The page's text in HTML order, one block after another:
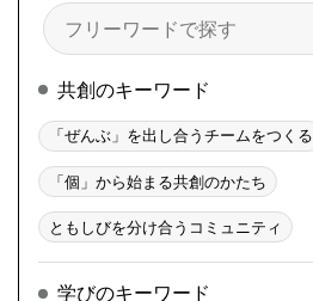
検
索
共創のキーワード
「ぜんぶ」を出し合うチームをつくる
「個」から始まる共創のかたち
ともしびを分け合うコミュニティ
学びのキーワード